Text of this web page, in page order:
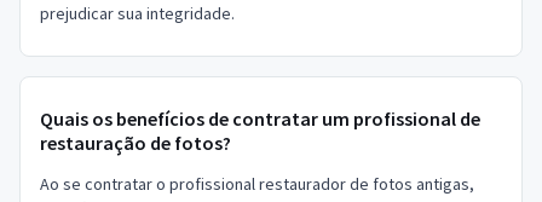
prejudicar sua integridade.
Quais os benefícios de contratar um profissional de
restauração de fotos?
Ao se contratar o profissional restaurador de fotos antigas,